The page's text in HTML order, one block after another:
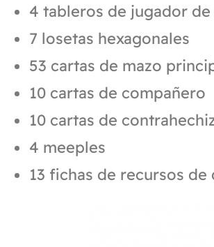
4 tableros de jugador
7 losetas hexagonales
53 cartas de mazo
10 cartas de compañero
10 cartas de
4 meeples
13 fichas de recursos de